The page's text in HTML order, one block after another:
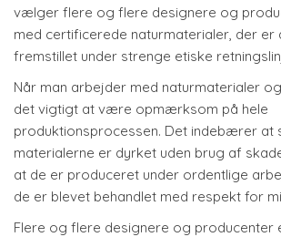
vælger flere og flere designere og
med certificerede naturmaterialer, der er
fremstillet under strenge etiske
Når man arbejder med naturmaterialer
det vigtigt at være opmærksom på hele
produktionsprocessen. Det indebærer at
materialerne er dyrket uden brug af
at de er produceret under ordentlige
de er blevet behandlet med respekt for
Flere og flere designere og producenter